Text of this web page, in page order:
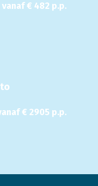
vanaf € 482 p.p.
€ 2905 p.p.